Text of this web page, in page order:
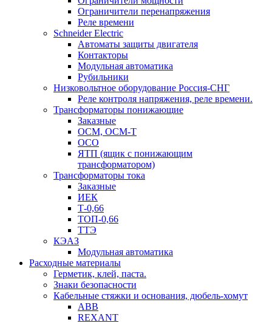
Ограничители перенапряжения
Реле времени
Schneider Electric
Автоматы защиты двигателя
Контакторы
Модульная автоматика
Рубильники
Низковольтное оборудование Россия-СНГ
Реле контроля напряжения, реле времени.
Трансформаторы понижающие
Заказные
ОСМ, ОСМ-Т
ОСО
ЯТП (ящик с понижающим
трансформатором)
Трансформаторы тока
Заказные
ИЕК
Т-0,66
ТОП-0,66
ТТЭ
КЭАЗ
Модульная автоматика
Расходные материалы
Герметик, клей, паста.
Знаки безопасности
Кабельные стяжки и основания, дюбель-хомут
ABB
REXANT